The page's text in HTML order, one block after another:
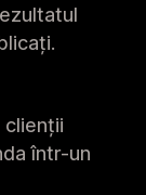
într-un